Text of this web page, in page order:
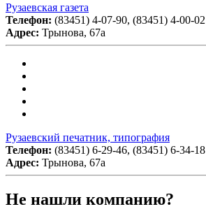
Рузаевская газета
Телефон: (83451) 4-07-90, (83451) 4-00-02
Адрес: Трынова, 67а
Рузаевский печатник, типография
Телефон: (83451) 6-29-46, (83451) 6-34-18
Адрес: Трынова, 67а
Не нашли компанию?